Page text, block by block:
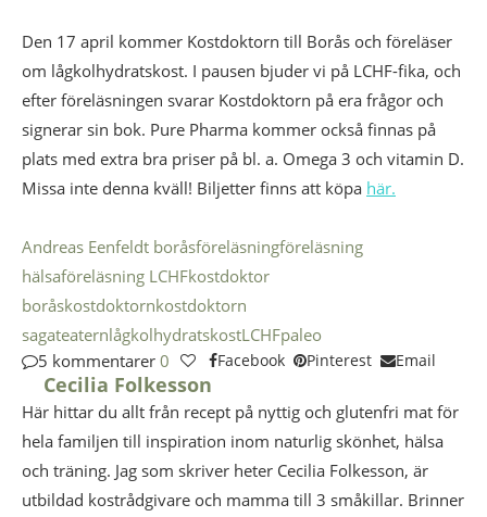
Den 17 april kommer Kostdoktorn till Borås och föreläser
om lågkolhydratskost. I pausen bjuder vi på LCHF-fika, och
efter föreläsningen svarar Kostdoktorn på era frågor och
signerar sin bok. Pure Pharma kommer också finnas på
plats med extra bra priser på bl. a. Omega 3 och vitamin D.
Missa inte denna kväll! Biljetter finns att köpa här.
Andreas Eenfeldt boråsföreläsningföreläsning
hälsaföreläsning LCHFkostdoktor
boråskostdoktornkostdoktorn
sagateaternlågkolhydratskostLCHFpaleo
5 kommentarer 0 Facebook Pinterest Email
Cecilia Folkesson
Här hittar du allt från recept på nyttig och glutenfri mat för
hela familjen till inspiration inom naturlig skönhet, hälsa
och träning. Jag som skriver heter Cecilia Folkesson, är
utbildad kostrådgivare och mamma till 3 småkillar. Brinner